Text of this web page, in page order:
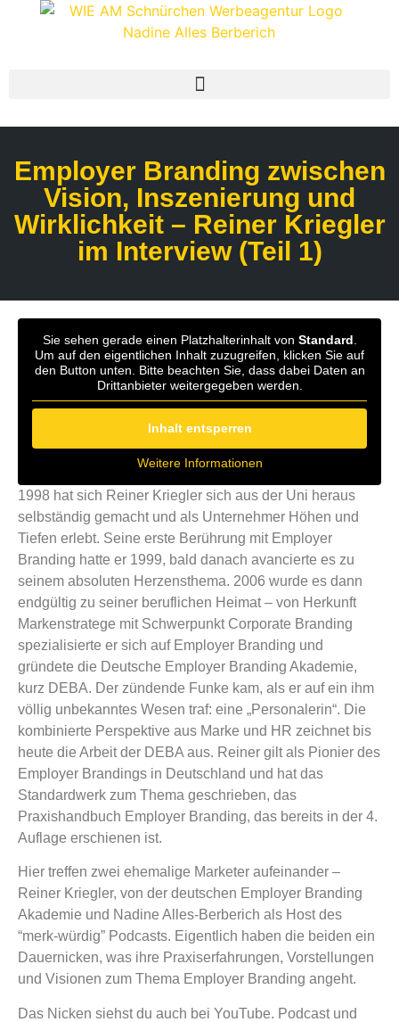
Employer Branding zwischen
Vision, Inszenierung und
Wirklichkeit – Reiner Kriegler
im Interview (Teil 1)
Sie sehen gerade einen Platzhalterinhalt von Standard
Um auf den eigentlichen Inhalt zuzugreifen, klicken Sie auf
den Button unten. Bitte beachten Sie, dass dabei Daten an
Drittanbieter weitergegeben werden.
Inhalt entsperren
Weitere Informationen
1998 hat sich Reiner Kriegler sich aus der Uni heraus
selbständig gemacht und als Unternehmer Höhen und
Tiefen erlebt. Seine erste Berührung mit Employer
Branding hatte er 1999, bald danach avancierte es zu
seinem absoluten Herzensthema. 2006 wurde es dann
endgültig zu seiner beruflichen Heimat – von Herkunft
Markenstratege mit Schwerpunkt Corporate Branding
spezialisierte er sich auf Employer Branding und
gründete die Deutsche Employer Branding Akademie,
kurz DEBA. Der zündende Funke kam, als er auf ein ihm
völlig unbekanntes Wesen traf: eine „Personalerin“. Die
kombinierte Perspektive aus Marke und HR zeichnet bis
heute die Arbeit der DEBA aus. Reiner gilt als Pionier des
Employer Brandings in Deutschland und hat das
Standardwerk zum Thema geschrieben, das
Praxishandbuch Employer Branding, das bereits in der 4.
Auflage erschienen ist.
Hier treffen zwei ehemalige Marketer aufeinander –
Reiner Kriegler, von der deutschen Employer Branding
Akademie und Nadine Alles-Berberich als Host des
“merk-würdig” Podcasts. Eigentlich haben die beiden ein
Dauernicken, was ihre Praxiserfahrungen, Vorstellungen
und Visionen zum Thema Employer Branding angeht.
Das Nicken siehst du auch bei YouTube. Podcast und